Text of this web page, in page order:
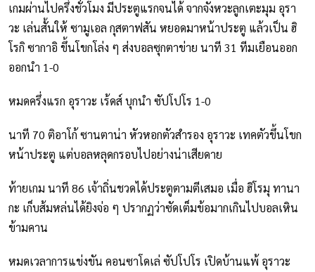
เกมผ่านไปครึ่งชั่วโมง มีประตูแรกจนได้ จากจังหวะลูกเตะมุม อุรา
วะ เล่นสั้นให้ ซามูเอล กุสตาฟสัน หยอดมาหน้าประตู แล้วเป็น ฮิ
โรกิ ซากาอิ ขึ้นโขกโล่ง ๆ ส่งบอลซุกตาข่าย นาที 31 ทีมเยือนออก
ออกนำ 1-0
หมดครึ่งแรก อุราวะ เร้ดส์ บุกนำ ซัปโปโร 1-0
นาที 70 ติอาโก้ ซานตาน่า หัวหอกตัวสำรอง อุราวะ เทคตัวขึ้นโขก
หน้าประตู แต่บอลหลุดกรอบไปอย่างน่าเสียดาย
ท้ายเกม นาที 86 เจ้าถิ่นชวดได้ประตูตามตีเสมอ เมื่อ ฮิโรมุ ทานา
กะ เก็บส้มหล่นได้ยิงจ่อ ๆ ปรากฏว่าซัดเต็มข้อมากเกินไปบอลเหิน
ข้ามคาน
หมดเวลาการแข่งขัน คอนซาโดเล่ ซัปโปโร เปิดบ้านแพ้ อุราวะ